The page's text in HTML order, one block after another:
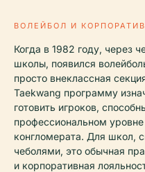
ВОЛЕЙБОЛ И
Когда в 1982 году, через
школы, появился
просто внеклассная
Taekwang программу
готовить игроков,
профессиональном
конгломерата. Для школ,
чеболями, это обычная
и корпоративная